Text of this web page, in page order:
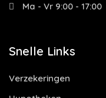
Ma - Vr 9:00 - 17:00
Snelle Links
Verzekeringen